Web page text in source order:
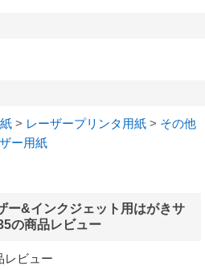
> レーザープリンタ用紙 > その他
ー用紙
ー&インクジェット用はがきサ
の商品レビュー
レビュー